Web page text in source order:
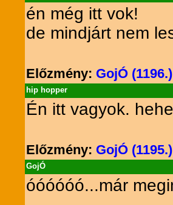
én még itt vok!
de mindjárt nem
Előzmény: GojÓ (1196.)
hip hopper
Én itt vagyok. hehe
Előzmény: GojÓ (1195.)
GojÓ
óóóóóó...már